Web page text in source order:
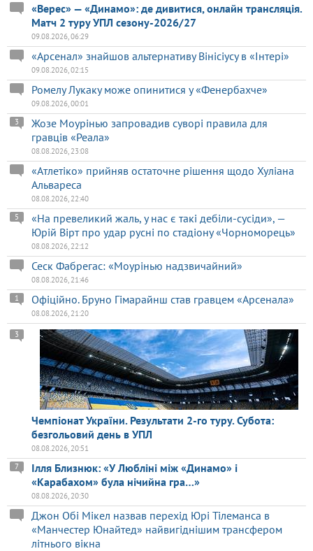
«Верес» — «Динамо»: де дивитися, онлайн трансляція.
Матч 2 туру УПЛ сезону-2026/27
09.08.2026, 06:29
«Арсенал» знайшов альтернативу Вінісіусу в «Інтері»
09.08.2026, 02:15
Ромелу Лукаку може опинитися у «Фенербахче»
09.08.2026, 00:01
Жозе Моурінью запровадив суворі правила для
гравців «Реала»
3
08.08.2026, 23:08
«Атлетіко» прийняв остаточне рішення щодо Хуліана
Альвареса
08.08.2026, 22:40
«На превеликий жаль, у нас є такі дебіли-сусіди», —
Юрій Вірт про удар русні по стадіону «Чорноморець»
5
08.08.2026, 22:12
Сеск Фабрегас: «Моурінью надзвичайний»
08.08.2026, 21:46
Офіційно. Бруно Гімарайнш став гравцем «Арсенала»
1
08.08.2026, 21:20
Чемпіонат України. Результати 2-го туру. Субота:
безгольовий день в УПЛ
3
08.08.2026, 20:51
Ілля Близнюк: «У Любліні між «Динамо» і
«Карабахом» була нічийна гра…»
7
08.08.2026, 20:30
Джон Обі Мікел назвав перехід Юрі Тілеманса в
«Манчестер Юнайтед» найвигіднішим трансфером
літнього вікна